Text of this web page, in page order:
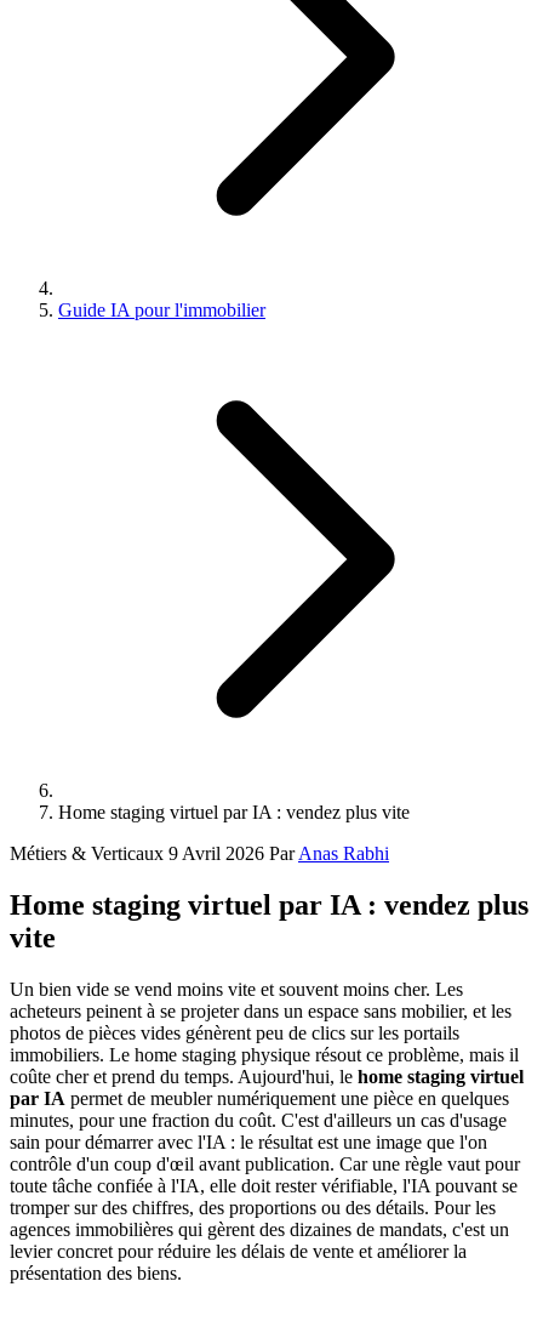
Guide IA pour l'immobilier
Home staging virtuel par IA : vendez plus vite
Métiers & Verticaux 9 Avril 2026 ParAnas Rabhi
Home staging virtuel par IA : vendez plus
vite
Un bien vide se vend moins vite et souvent moins cher. Les
acheteurs peinent à se projeter dans un espace sans mobilier, et les
photos de pièces vides génèrent peu de clics sur les portails
immobiliers. Le home staging physique résout ce problème, mais il
coûte cher et prend du temps. Aujourd'hui, le home staging virtuel
par IA permet de meubler numériquement une pièce en quelques
minutes, pour une fraction du coût. C'est d'ailleurs un cas d'usage
sain pour démarrer avec l'IA : le résultat est une image que l'on
contrôle d'un coup d'œil avant publication. Car une règle vaut pour
toute tâche confiée à l'IA, elle doit rester vérifiable, l'IA pouvant se
tromper sur des chiffres, des proportions ou des détails. Pour les
agences immobilières qui gèrent des dizaines de mandats, c'est un
levier concret pour réduire les délais de vente et améliorer la
présentation des biens.